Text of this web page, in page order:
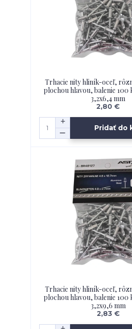
Trhacie nity hliník-oceľ,
plochou hlavou, balenie 100
3,2x6,4 mm
2,80 €
Pridať do
Trhacie nity hliník-oceľ,
plochou hlavou, balenie 100
3,2x9,6 mm
2,83 €